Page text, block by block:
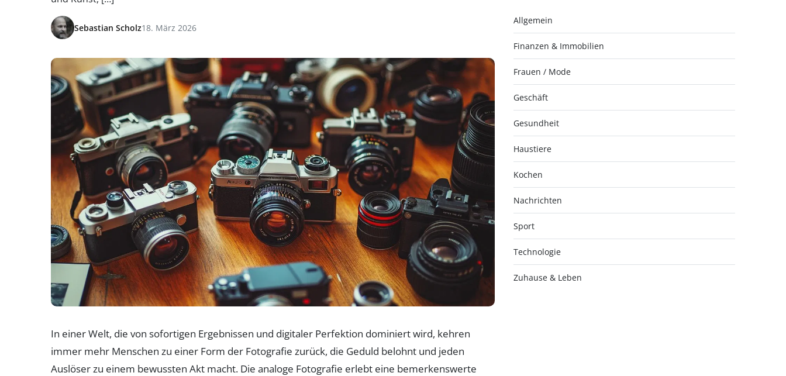
Sebastian Scholz18. März 2026
In einer Welt, die von sofortigen Ergebnissen und digitaler Perfektion dominiert wird, kehren
immer mehr Menschen zu einer Form der Fotografie zurück, die Geduld belohnt und jeden
Auslöser zu einem bewussten Akt macht. Die analoge Fotografie erlebt eine bemerkenswerte
Allgemein
Finanzen & Immobilien
Frauen / Mode
Geschäft
Gesundheit
Haustiere
Kochen
Nachrichten
Sport
Technologie
Zuhause & Leben